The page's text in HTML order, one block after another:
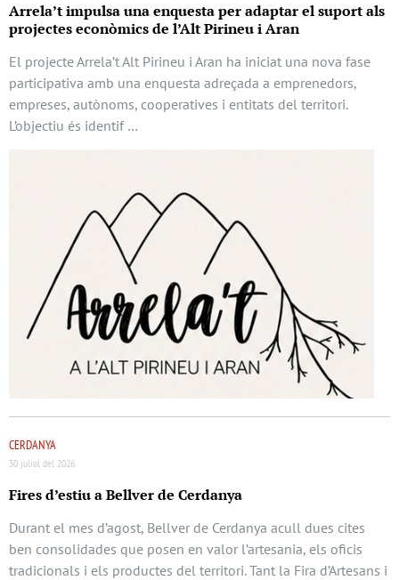
Arrela’t impulsa una enquesta per adaptar el suport als
projectes econòmics de l’Alt Pirineu i Aran
El projecte Arrela’t Alt Pirineu i Aran ha iniciat una nova fase
participativa amb una enquesta adreçada a emprenedors,
empreses, autònoms, cooperatives i entitats del territori.
L’objectiu és identif …
CERDANYA
30 juliol del 2026
Fires d’estiu a Bellver de Cerdanya
Durant el mes d’agost, Bellver de Cerdanya acull dues cites
ben consolidades que posen en valor l’artesania, els oficis
tradicionals i els productes del territori. Tant la Fira d’Artesans i